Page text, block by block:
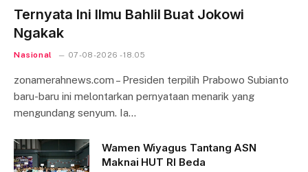
Ternyata Ini Ilmu Bahlil Buat Jokowi
Ngakak
Nasional 07-08-2026 - 18.05
zonamerahnews.com – Presiden terpilih Prabowo Subianto
baru-baru ini melontarkan pernyataan menarik yang
mengundang senyum. Ia…
Wamen Wiyagus Tantang ASN
Maknai HUT RI Beda